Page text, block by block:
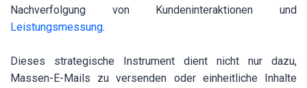
Nachverfolgung von Kundeninteraktionen und
Leistungsmessung.
Dieses strategische Instrument dient nicht nur dazu,
Massen-E-Mails zu versenden oder einheitliche Inhalte